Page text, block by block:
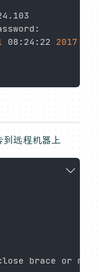
08:24:22 2017
到远程机器上
brace or